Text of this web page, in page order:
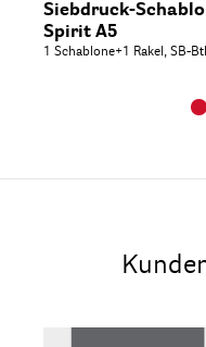
Siebdruck-
Spirit A5
1 Schablone+1 Rakel, SB-Btl